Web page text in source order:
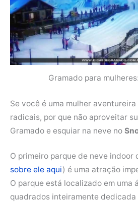
Gramado para
Se você é uma mulher
radicais, por que não aproveitar
Gramado e esquiar na neve no
O primeiro parque de neve indoor
sobre ele aqui) é uma atração
O parque está localizado em uma
quadrados inteiramente dedicada